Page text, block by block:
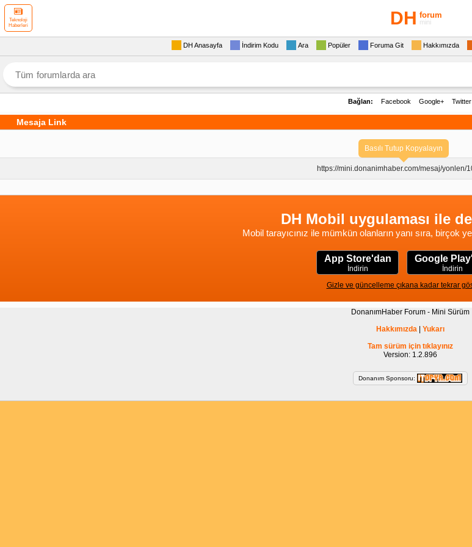
Teknoloji
Haberleri
DH forum
mini
DH Anasayfa İndirim Kodu Ara Popüler Foruma Git Hakkımızda
Bağlan: Facebook Google+ Twitter
Mesaja Link
Basılı Tutup Kopyalayın
https://mini.donanimhaber.com/mesaj/yonlen/
DH Mobil uygulaması ile
Mobil tarayıcınız ile mümkün olanların yanı sıra, birçok
App Store'dan
İndirin
Google
İndirin
Gizle ve güncelleme çıkana kadar tekrar
DonanımHaber Forum - Mini Sürüm
Hakkımızda
Yukarı
Tam sürüm için tıklayınız
Version: 1.2.896
Donanım Sponsoru: